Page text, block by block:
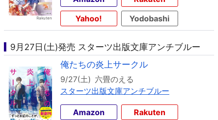
Yahoo!
Yodobashi
9月27日(土)発売 スターツ出版文庫アンチブルー
俺たちの炎上サークル
9/27(土) 六畳のえる
スターツ出版文庫アンチブルー
Amazon
Rakuten